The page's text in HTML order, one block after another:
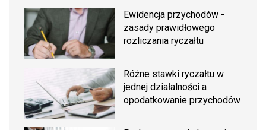
Ewidencja przychodów -
zasady prawidłowego
rozliczania ryczałtu
Różne stawki ryczałtu w
jednej działalności a
opodatkowanie przychodów